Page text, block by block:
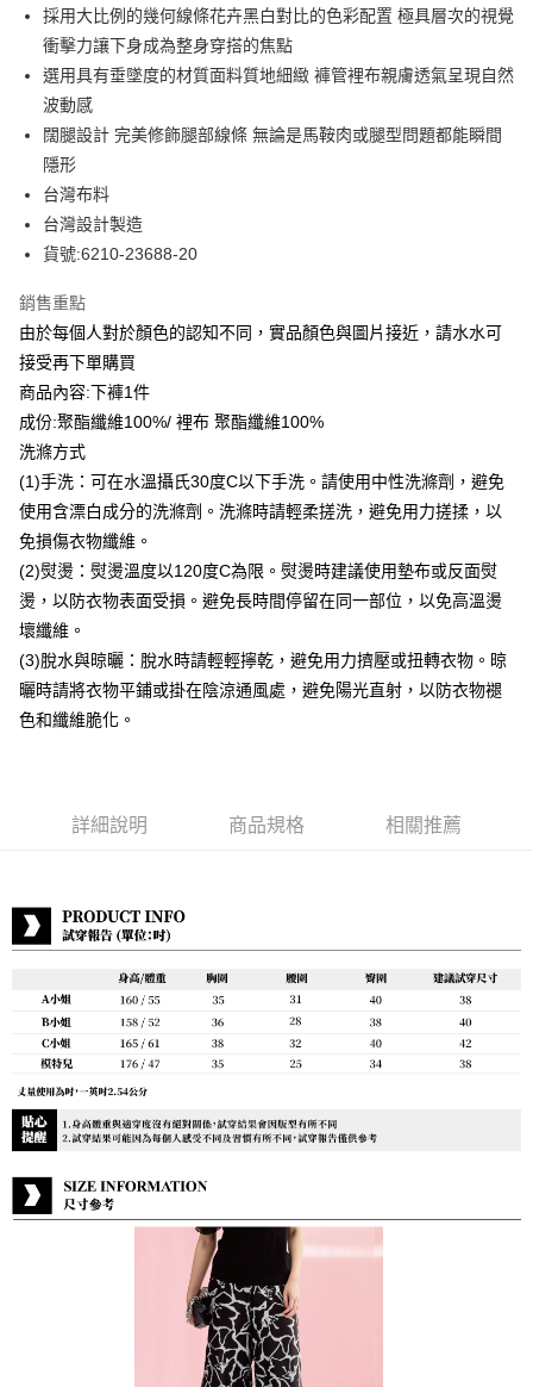
街口支付
悠遊付
全盈+PAY
ATM付款
貨到付款
運送方式
每筆NT$80，滿NT$399(含以上)免運費
付款後7-11取貨
每筆NT$80，滿NT$888(含以上)免運費
宅配到府
貨到付款
每筆NT$80，滿NT$888(含以上)免運費
採用大比例的幾何線條花卉黑白對比的色彩配置 極具層次的視覺
衝擊力讓下身成為整身穿搭的焦點
選用具有垂墜度的材質面料質地細緻 褲管裡布親膚透氣呈現自然
波動感
闊腿設計 完美修飾腿部線條 無論是馬鞍肉或腿型問題都能瞬間
隱形
台灣布料
台灣設計製造
貨號:6210-23688-20
銷售重點
由於每個人對於顏色的認知不同，實品顏色與圖片接近，請水水可
接受再下單購買
商品內容:下褲1件
成份:聚酯纖維100%/ 裡布 聚酯纖維100%
洗滌方式
(1)手洗：可在水溫攝氏30度C以下手洗。請使用中性洗滌劑，避免
使用含漂白成分的洗滌劑。洗滌時請輕柔搓洗，避免用力搓揉，以
免損傷衣物纖維。
(2)熨燙：熨燙溫度以120度C為限。熨燙時建議使用墊布或反面熨
燙，以防衣物表面受損。避免長時間停留在同一部位，以免高溫燙
壞纖維。
(3)脫水與晾曬：脫水時請輕輕擰乾，避免用力擠壓或扭轉衣物。晾
曬時請將衣物平鋪或掛在陰涼通風處，避免陽光直射，以防衣物褪
色和纖維脆化。
詳細說明 商品規格 相關推薦